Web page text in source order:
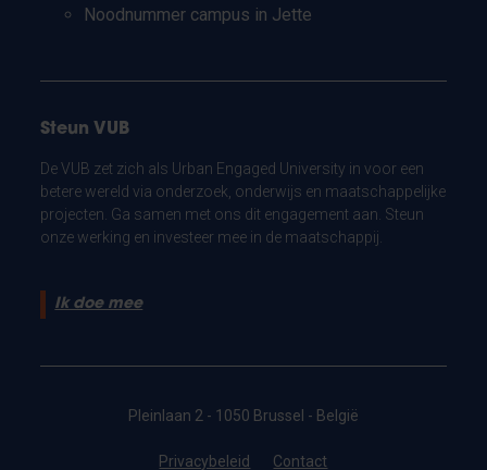
Noodnummer campus in Jette
Steun VUB
De VUB zet zich als Urban Engaged University in voor een
betere wereld via onderzoek, onderwijs en maatschappelijke
projecten. Ga samen met ons dit engagement aan. Steun
onze werking en investeer mee in de maatschappij.
Ik doe mee
Pleinlaan 2 - 1050 Brussel - België
Privacybeleid Contact